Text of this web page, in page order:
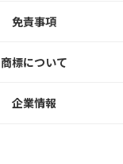
免責事項
商標について
企業情報